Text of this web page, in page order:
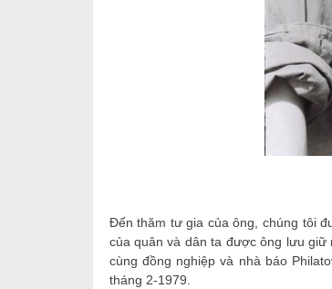
Đến thăm tư gia của ông, chúng tôi
của quân và dân ta được ông lưu giữ
cùng đồng nghiệp và nhà báo
tháng 2-1979.